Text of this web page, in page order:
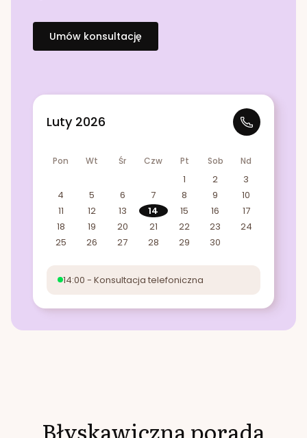
Umów konsultację
Luty 2026
Pon Wt Śr Czw Pt Sob Nd
1 2
3
4
5 6 7 8 9
10
11
12 13 14 15 16
17
18
19 20 21 22 23
24
25
26 27 28 29 30
14:00 - Konsultacja telefoniczna
Błyskawiczna porada